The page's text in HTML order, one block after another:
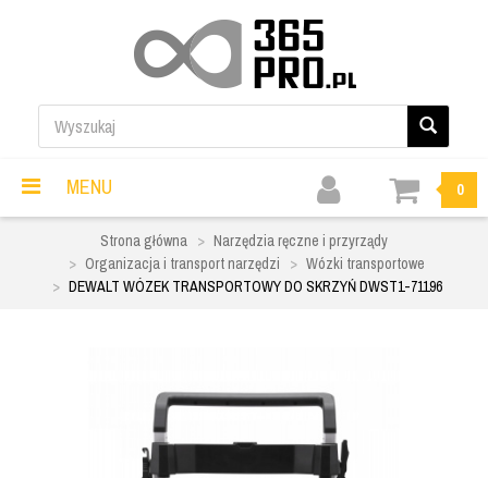
MENU 0
Strona główna
Narzędzia ręczne i przyrządy
Organizacja i transport narzędzi
Wózki transportowe
DEWALT WÓZEK TRANSPORTOWY DO SKRZYŃ DWST1-71196